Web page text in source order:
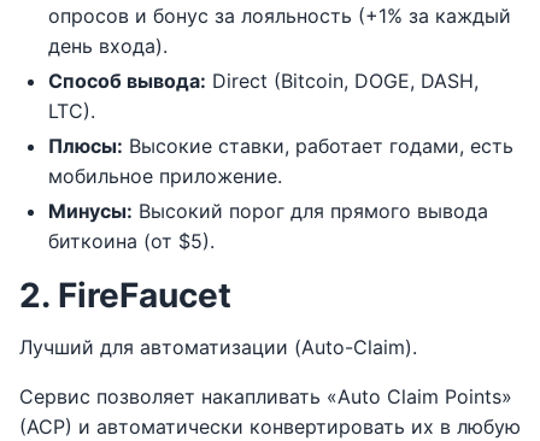
опросов и бонус за лояльность (+1% за каждый
день входа).
Способ вывода: Direct (Bitcoin, DOGE, DASH,
LTC).
Плюсы: Высокие ставки, работает годами, есть
мобильное приложение.
Минусы: Высокий порог для прямого вывода
биткоина (от $5).
2. FireFaucet
Лучший для автоматизации (Auto-Claim).
Сервис позволяет накапливать «Auto Claim Points»
(ACP) и автоматически конвертировать их в любую